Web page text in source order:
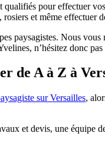
qualifiés pour effectuer
et même effectuer
paysagistes. Nous
n’hésitez donc
de A à Z à
sur Versailles,
et devis, une équipe